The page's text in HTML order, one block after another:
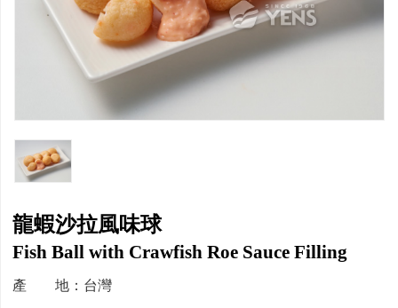
龍蝦沙拉風味球
Fish Ball with Crawfish Roe Sauce Filling
產 地：台灣